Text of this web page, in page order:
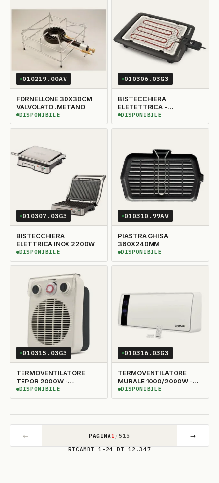
010219.00AV
FORNELLONE 30X30CM
VALVOLATO .METANO
DISPONIBILE
DISPONIBILE
010306.03G3
BISTECCHIERA
ELETETTRICA -
GIULIETTA G10024
DISPONIBILE
DISPONIBILE
010307.03G3
BISTECCHIERA
ELETTRICA INOX 2200W
DISPONIBILE
DISPONIBILE
010310.99AV
PIASTRA GHISA
360X240MM
DISPONIBILE
DISPONIBILE
010315.03G3
TERMOVENTILATORE
TEPOR 2000W -
G6001901 FERRARI
DISPONIBILE
DISPONIBILE
010316.03G3
TERMOVENTILATORE
MURALE 1000/2000W -
G6002201 FERRARI
DISPONIBILE
DISPONIBILE
← PAGINA1 /515 →
RICAMBI 1–24 DI 12.347